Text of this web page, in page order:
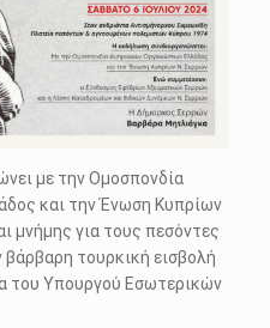
με την Ομοσπονδία
και την Ένωση Κυπρίων
μνήμης για τους πεσόντες
τουρκική εισβολή
του Υπουργού Εσωτερικών